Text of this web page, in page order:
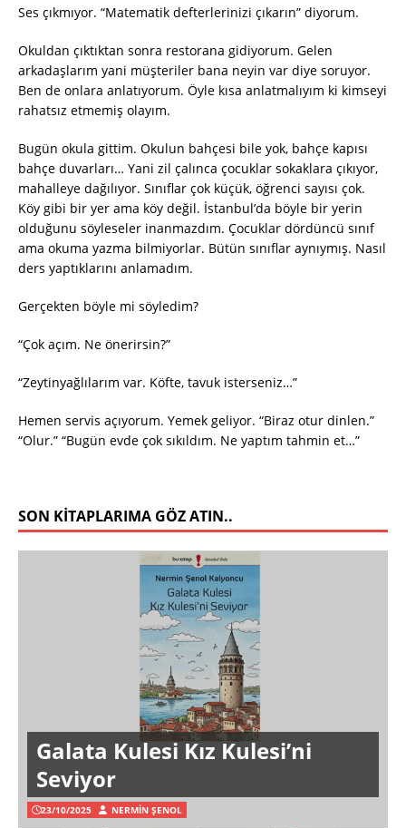
Ses çıkmıyor. “Matematik defterlerinizi çıkarın” diyorum.
Okuldan çıktıktan sonra restorana gidiyorum. Gelen
arkadaşlarım yani müşteriler bana neyin var diye soruyor.
Ben de onlara anlatıyorum. Öyle kısa anlatmalıyım ki kimseyi
rahatsız etmemiş olayım.
Bugün okula gittim. Okulun bahçesi bile yok, bahçe kapısı
bahçe duvarları… Yani zil çalınca çocuklar sokaklara çıkıyor,
mahalleye dağılıyor. Sınıflar çok küçük, öğrenci sayısı çok.
Köy gibi bir yer ama köy değil. İstanbul’da böyle bir yerin
olduğunu söyleseler inanmazdım. Çocuklar dördüncü sınıf
ama okuma yazma bilmiyorlar. Bütün sınıflar aynıymış. Nasıl
ders yaptıklarını anlamadım.
Gerçekten böyle mi söyledim?
“Çok açım. Ne önerirsin?”
“Zeytinyağlılarım var. Köfte, tavuk isterseniz…”
Hemen servis açıyorum. Yemek geliyor. “Biraz otur dinlen.”
“Olur.” “Bugün evde çok sıkıldım. Ne yaptım tahmin et…”
SON KITAPLARIMA GÖZ ATIN..
Galata Kulesi Kız Kulesi’ni
Seviyor
23/10/2025 NERMIN ŞENOL